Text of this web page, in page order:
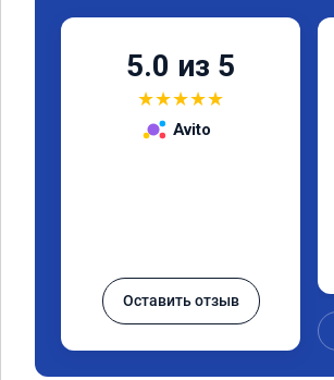
5.0 из 5
★★★★★
Avito
Оставить отзыв